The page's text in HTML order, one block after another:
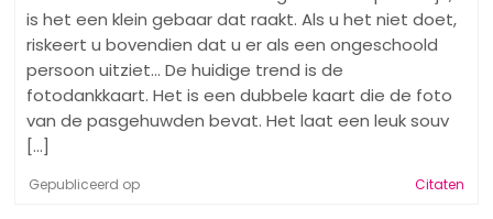
is het een klein gebaar dat raakt. Als u het niet doet,
riskeert u bovendien dat u er als een ongeschoold
persoon uitziet... De huidige trend is de
fotodankkaart. Het is een dubbele kaart die de foto
van de pasgehuwden bevat. Het laat een leuk souv
[...]
Gepubliceerd op Citaten